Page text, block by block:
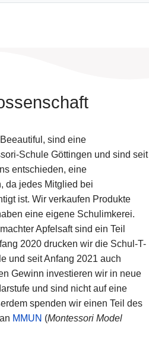
sind eine
Schule Göttingen und sind seit
entschieden, eine
da jedes Mitglied bei
ist. Wir verkaufen Produkte
eine eigene Schulimkerei.
Apfelsaft sind ein Teil
2020 drucken wir die Schul-T-
und seit Anfang 2021 auch
Gewinn investieren wir in neue
und sind nicht auf eine
spenden wir einen Teil des
MMUN (Montessori Model